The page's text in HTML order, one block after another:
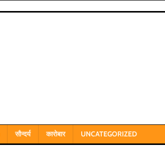
सौन्दर्य कारोबार UNCATEGORIZED